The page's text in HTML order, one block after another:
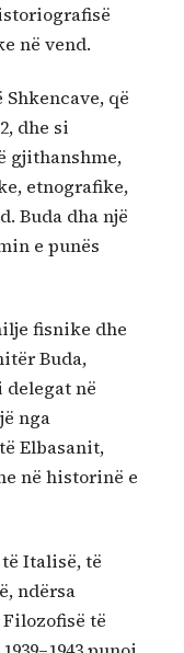
në vend.
që
dhe si
gjithanshme,
etnografike,
Buda dha një
e punës
fisnike dhe
Buda,
në
nga
Elbasanit,
në historinë e
Italisë, të
ndërsa
të